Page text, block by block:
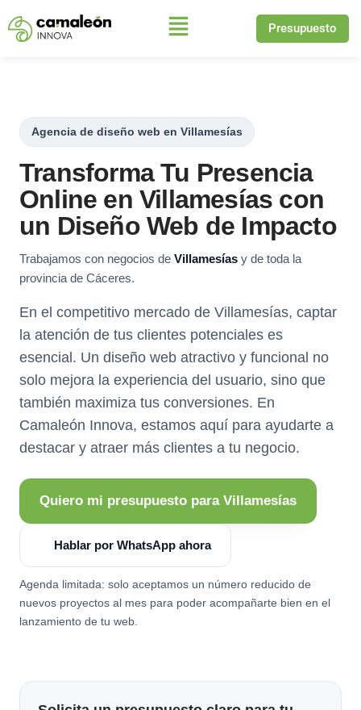
Saltar
Presupuesto
Agencia de diseño web en Villamesías
Transforma Tu Presencia
Online en Villamesías con
un Diseño Web de Impacto
Trabajamos con negocios de Villamesías y de toda la
provincia de Cáceres.
En el competitivo mercado de Villamesías, captar
la atención de tus clientes potenciales es
esencial. Un diseño web atractivo y funcional no
solo mejora la experiencia del usuario, sino que
también maximiza tus conversiones. En
Camaleón Innova, estamos aquí para ayudarte a
destacar y atraer más clientes a tu negocio.
Quiero mi presupuesto para Villamesías
Hablar por WhatsApp ahora
Agenda limitada: solo aceptamos un número reducido de
nuevos proyectos al mes para poder acompañarte bien en el
lanzamiento de tu web.